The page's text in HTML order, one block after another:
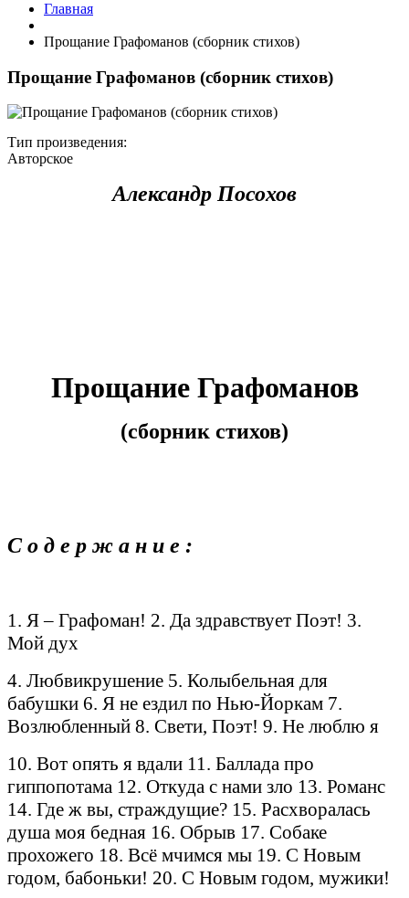
Главная
Прощание Графоманов (сборник стихов)
Прощание Графоманов (сборник стихов)
Тип произведения:
Авторское
Александр Посохов
Прощание Графоманов
(сборник стихов)
С о д е р ж а н и е :
1. Я – Графоман! 2. Да здравствует Поэт! 3.
Мой дух
4. Любвикрушение 5. Колыбельная для
бабушки 6. Я не ездил по Нью-Йоркам 7.
Возлюбленный 8. Свети, Поэт! 9. Не люблю я
10. Вот опять я вдали 11. Баллада про
гиппопотама 12. Откуда с нами зло 13. Романс
14. Где ж вы, страждущие? 15. Расхворалась
душа моя бедная 16. Обрыв 17. Собаке
прохожего 18. Всё мчимся мы 19. С Новым
годом, бабоньки! 20. С Новым годом, мужики!